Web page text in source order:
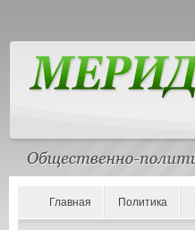
Главная Политика